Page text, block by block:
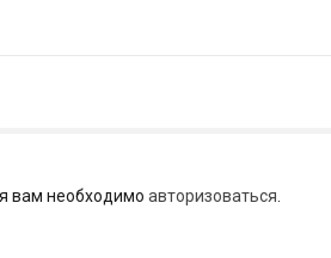
вам необходимо авторизоваться